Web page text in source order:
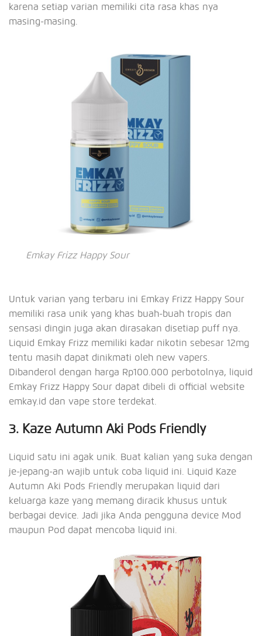
karena setiap varian memiliki cita rasa khas nya
masing-masing.
Emkay Frizz Happy Sour
Untuk varian yang terbaru ini Emkay Frizz Happy Sour
memiliki rasa unik yang khas buah-buah tropis dan
sensasi dingin juga akan dirasakan disetiap puff nya.
Liquid Emkay Frizz memiliki kadar nikotin sebesar 12mg
tentu masih dapat dinikmati oleh new vapers.
Dibanderol dengan harga Rp100.000 perbotolnya, liquid
Emkay Frizz Happy Sour dapat dibeli di official website
emkay.id dan vape store terdekat.
3. Kaze Autumn Aki Pods Friendly
Liquid satu ini agak unik. Buat kalian yang suka dengan
je-jepang-an wajib untuk coba liquid ini. Liquid Kaze
Autumn Aki Pods Friendly merupakan liquid dari
keluarga kaze yang memang diracik khusus untuk
berbagai device. Jadi jika Anda pengguna device Mod
maupun Pod dapat mencoba liquid ini.